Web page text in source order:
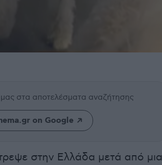
στα αποτελέσματα αναζήτησης
on Google
στην Ελλάδα μετά από μια